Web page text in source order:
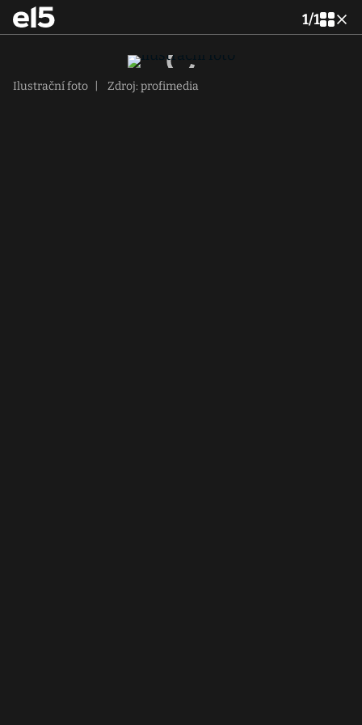
1/1
Ilustrační foto Zdroj: profimedia